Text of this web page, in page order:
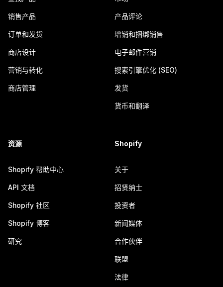
销售产品
订单和发货
商店设计
营销与转化
商店管理
产品评论
增销和捆绑销售
电子邮件营销
搜索引擎优化 (SEO)
发货
货币和翻译
资源
Shopify 帮助中心
API 文档
Shopify 社区
Shopify 博客
研究
Shopify
关于
招贤纳士
投资者
新闻媒体
合作伙伴
联盟
法律